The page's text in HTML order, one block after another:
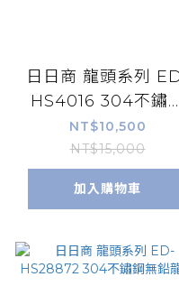
日日商 龍頭系列
HS4016 304不鏽鋼
大流量無鉛龍頭
NT$10,500
NT$15,000
加入購物車